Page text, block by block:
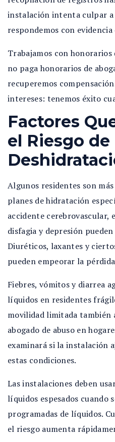
instalación intenta culpar
respondemos con
Trabajamos con
no paga honorarios de
recuperemos
intereses: tenemos éxito
Factores
el Riesgo de
Algunos residentes son
planes de hidratación
accidente cerebrovascular,
disfagia y depresión
Diuréticos, laxantes y
pueden empeorar la
Fiebres, vómitos y diarrea
líquidos en residentes
movilidad limitada también
abogado de abuso en
examinará si la instalación
estas condiciones.
Las instalaciones deben
líquidos espesados cuando
programadas de líquidos.
el riesgo aumenta